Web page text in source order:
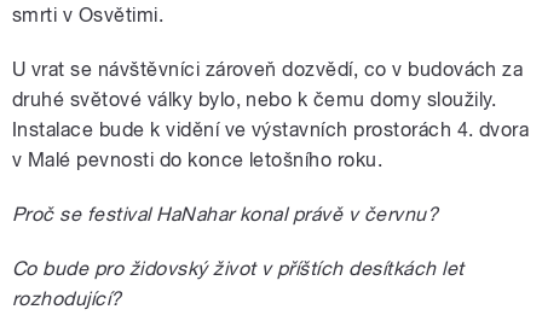
smrti v Osvětimi.
U vrat se návštěvníci zároveň dozvědí, co v budovách za
druhé světové války bylo, nebo k čemu domy sloužily.
Instalace bude k vidění ve výstavních prostorách 4. dvora
v Malé pevnosti do konce letošního roku.
Proč se festival HaNahar konal právě v červnu?
Co bude pro židovský život v příštích desítkách let
rozhodující?